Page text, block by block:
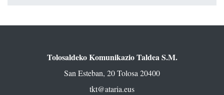
Tolosaldeko Komunikazio Taldea S.M.
San Esteban, 20 Tolosa 20400
tkt@ataria.eus